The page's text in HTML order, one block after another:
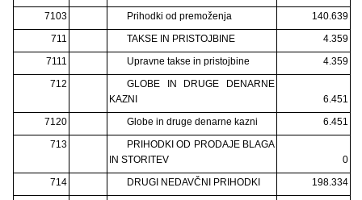
7103
Prihodki od premoženja
140.639
711
TAKSE IN PRISTOJBINE
4.359
7111
Upravne takse in pristojbine
4.359
712
GLOBE IN DRUGE DENARNE
KAZNI
6.451
7120
Globe in druge denarne kazni
6.451
713
PRIHODKI OD PRODAJE BLAGA
IN STORITEV
0
714
DRUGI NEDAVČNI PRIHODKI
198.334